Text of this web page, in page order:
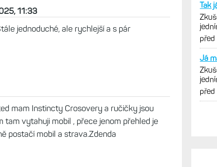
11:33
jednoduché, ale rychlejší a s pár
mam Instincty Crosovery a ručičky jsou
vytahuji mobil , přece jenom přehled je
postačí mobil a strava.Zdenda
Tak
před
Já
před